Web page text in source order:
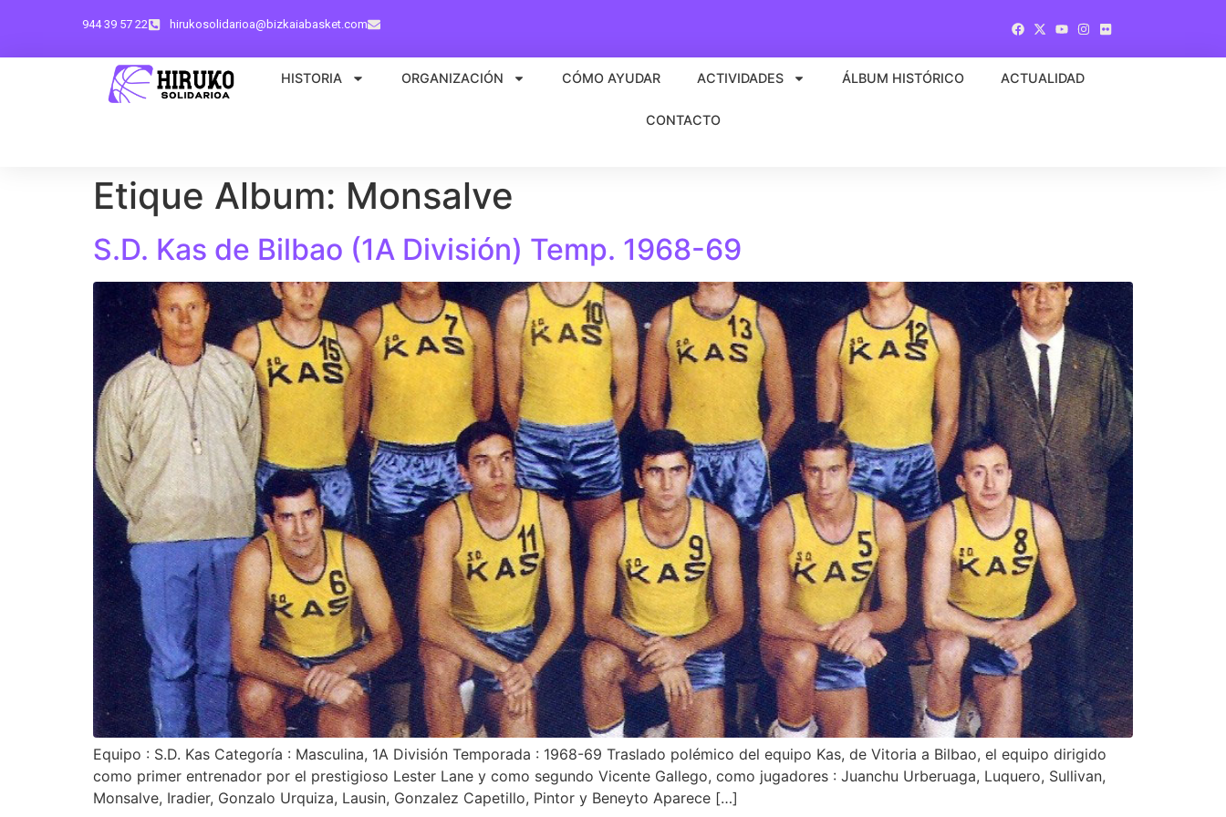
944 39 57 22 hirukosolidarioa@bizkaiabasket.com
HISTORIA ORGANIZACIÓN CÓMO AYUDAR ACTIVIDADES ÁLBUM HISTÓRICO ACTUALIDAD
CONTACTO
Etique Album: Monsalve
S.D. Kas de Bilbao (1A División) Temp. 1968-69
Equipo : S.D. Kas Categoría : Masculina, 1A División Temporada : 1968-69 Traslado polémico del equipo Kas, de Vitoria a Bilbao, el equipo dirigido
como primer entrenador por el prestigioso Lester Lane y como segundo Vicente Gallego, como jugadores : Juanchu Urberuaga, Luquero, Sullivan,
Monsalve, Iradier, Gonzalo Urquiza, Lausin, Gonzalez Capetillo, Pintor y Beneyto Aparece […]